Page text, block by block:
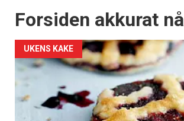
Forsiden akkurat nå
UKENS KAKE